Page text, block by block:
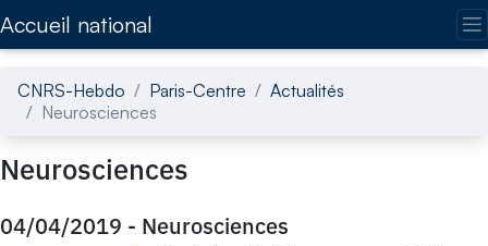
Accueil national
CNRS-Hebdo Paris-Centre
Actualités
Neurosciences
Neurosciences
04/04/2019 - Neurosciences